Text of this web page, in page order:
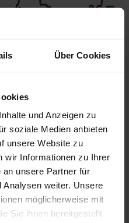
Über Cookies
und Anzeigen zu
soziale Medien anbieten
unsere Website zu
wir Informationen zu Ihrer
an unsere Partner für
Analysen weiter. Unsere
möglicherweise mit
Sie ihnen bereitgestellt
Sackware
Mai
Holzpellets in Deutschland
Pelletspreise-Seite